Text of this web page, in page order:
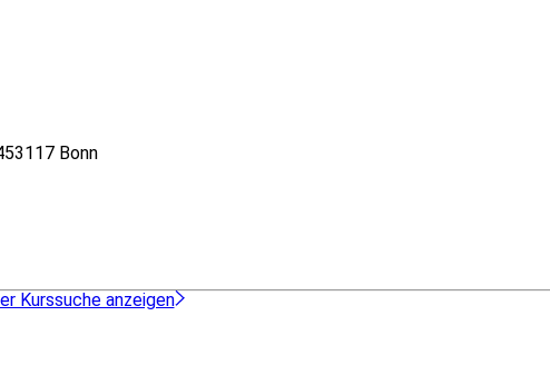
53117 Bonn
Kurssuche anzeigen